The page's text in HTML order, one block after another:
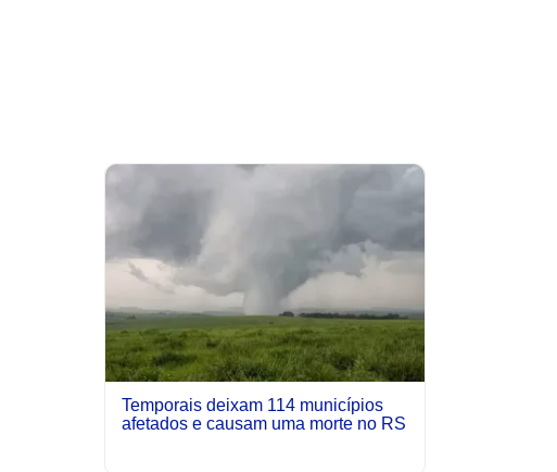
Temporais deixam 114 municípios
afetados e causam uma morte no RS